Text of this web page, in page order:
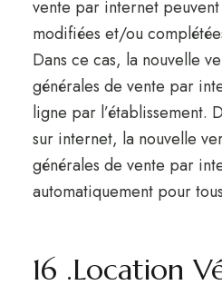
vente par internet
modifiées et/ou
Dans ce cas, la nouvelle
générales de vente par
ligne par l’établissement.
sur internet, la nouvelle
générales de vente par
automatiquement pour
16 .Location